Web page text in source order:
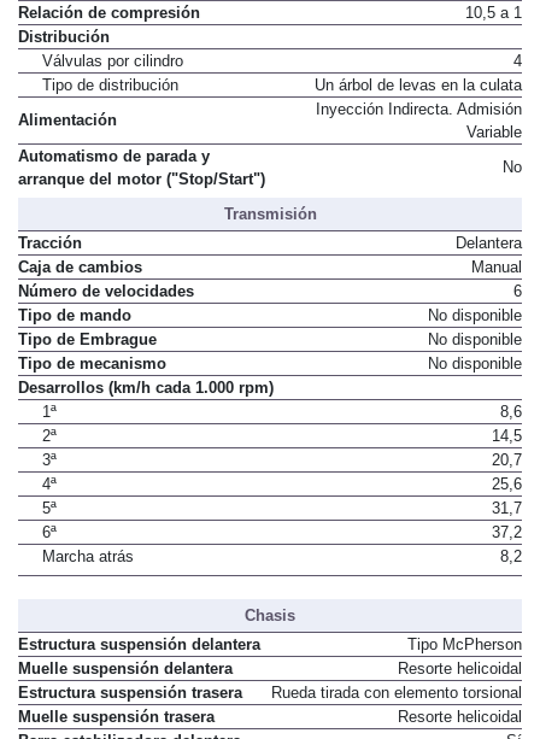
Relación de compresión
10,5 a 1
Distribución
Válvulas por cilindro
4
Tipo de distribución
Un árbol de levas en la culata
Alimentación
Inyección Indirecta. Admisión
Variable
Automatismo de parada y
arranque del motor ("Stop/Start")
No
Transmisión
Tracción
Delantera
Caja de cambios
Manual
Número de velocidades
6
Tipo de mando
No disponible
Tipo de Embrague
No disponible
Tipo de mecanismo
No disponible
Desarrollos (km/h cada 1.000 rpm)
1ª
8,6
2ª
14,5
3ª
20,7
4ª
25,6
5ª
31,7
6ª
37,2
Marcha atrás
8,2
Chasis
Estructura suspensión delantera
Tipo McPherson
Muelle suspensión delantera
Resorte helicoidal
Estructura suspensión trasera
Rueda tirada con elemento torsional
Muelle suspensión trasera
Resorte helicoidal